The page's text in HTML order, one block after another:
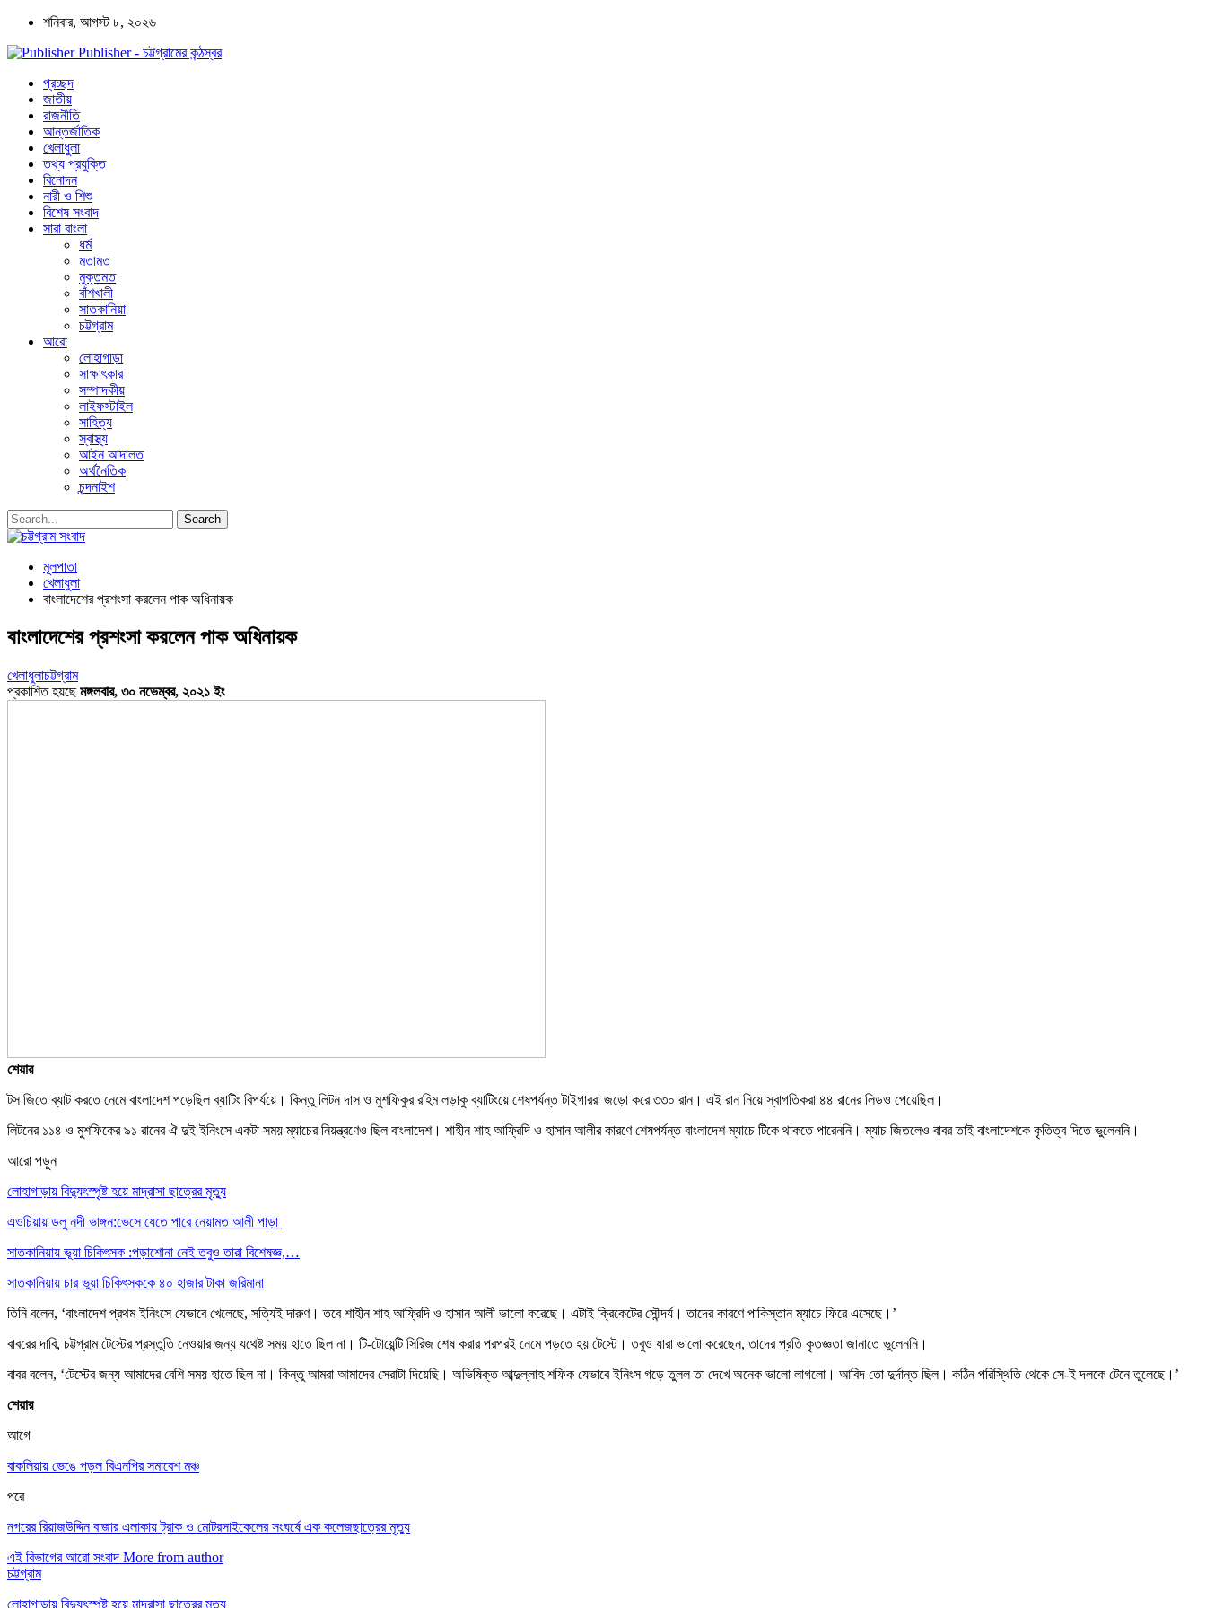
শনিবার, আগস্ট ৮, ২০২৬
Publisher - চট্টগ্রামের কন্ঠস্বর
প্রচ্ছদ
জাতীয়
রাজনীতি
আন্তর্জাতিক
খেলাধুলা
তথ্য প্রযুক্তি
বিনোদন
নারী ও শিশু
বিশেষ সংবাদ
সারা বাংলা
ধর্ম
মতামত
মুক্তমত
বাঁশখালী
সাতকানিয়া
চট্টগ্রাম
আরো
লোহাগাড়া
সাক্ষাৎকার
সম্পাদকীয়
লাইফস্টাইল
সাহিত্য
স্বাস্থ্য
আইন আদালত
অর্থনৈতিক
চন্দনাইশ
মূলপাতা
খেলাধুলা
বাংলাদেশের প্রশংসা করলেন পাক অধিনায়ক
বাংলাদেশের প্রশংসা করলেন পাক অধিনায়ক
খেলাধুলাচট্টগ্রাম
প্রকাশিত হয়ছেমঙ্গলবার, ৩০ নভেম্বর, ২০২১ ইং
শেয়ার
টস জিতে ব্যাট করতে নেমে বাংলাদেশ পড়েছিল ব্যাটিং বিপর্যয়ে। কিন্তু লিটন দাস ও মুশফিকুর রহিম লড়াকু ব্যাটিংয়ে শেষপর্যন্ত টাইগাররা জড়ো করে ৩৩০ রান। এই রান নিয়ে স্বাগতিকরা ৪৪ রানের লিডও পেয়েছিল।
লিটনের ১১৪ ও মুশফিকের ৯১ রানের ঐ দুই ইনিংসে একটা সময় ম্যাচের নিয়ন্ত্রণেও ছিল বাংলাদেশ। শাহীন শাহ আফ্রিদি ও হাসান আলীর কারণে শেষপর্যন্ত বাংলাদেশ ম্যাচে টিকে থাকতে পারেননি। ম্যাচ জিতলেও বাবর তাই বাংলাদেশকে কৃতিত্ব দিতে ভুলেননি।
আরো পড়ুন
লোহাগাড়ায় বিদ্যুৎস্পৃষ্ট হয়ে মাদ্রাসা ছাত্রের মৃত্যু
এওচিয়ায় ডলু নদী ভাঙ্গন:ভেসে যেতে পারে নেয়ামত আলী পাড়া
সাতকানিয়ায় ভূয়া চিকিৎসক :পড়াশোনা নেই তবুও তারা বিশেষজ্ঞ,…
সাতকানিয়ায় চার ভুয়া চিকিৎসককে ৪০ হাজার টাকা জরিমানা
তিনি বলেন, ‘বাংলাদেশ প্রথম ইনিংসে যেভাবে খেলেছে, সত্যিই দারুণ। তবে শাহীন শাহ আফ্রিদি ও হাসান আলী ভালো করেছে। এটাই ক্রিকেটের সৌন্দর্য। তাদের কারণে পাকিস্তান ম্যাচে ফিরে এসেছে।’
বাবরের দাবি, চট্টগ্রাম টেস্টের প্রস্তুতি নেওয়ার জন্য যথেষ্ট সময় হাতে ছিল না। টি-টোয়েন্টি সিরিজ শেষ করার পরপরই নেমে পড়তে হয় টেস্টে। তবুও যারা ভালো করেছেন, তাদের প্রতি কৃতজ্ঞতা জানাতে ভুলেননি।
বাবর বলেন, ‘টেস্টের জন্য আমাদের বেশি সময় হাতে ছিল না। কিন্তু আমরা আমাদের সেরাটা দিয়েছি। অভিষিক্ত আব্দুল্লাহ শফিক যেভাবে ইনিংস গড়ে তুলল তা দেখে অনেক ভালো লাগলো। আবিদ তো দুর্দান্ত ছিল। কঠিন পরিস্থিতি থেকে সে-ই দলকে টেনে তুলেছে।’
শেয়ার
আগে
বাকলিয়ায় ভেঙে পড়ল বিএনপির সমাবেশ মঞ্চ
পরে
নগরের রিয়াজউদ্দিন বাজার এলাকায় ট্রাক ও মোটরসাইকেলের সংঘর্ষে এক কলেজছাত্রের মৃত্যু
এই বিভাগের আরো সংবাদ More from author
চট্টগ্রাম
লোহাগাড়ায় বিদ্যুৎস্পৃষ্ট হয়ে মাদ্রাসা ছাত্রের মৃত্যু